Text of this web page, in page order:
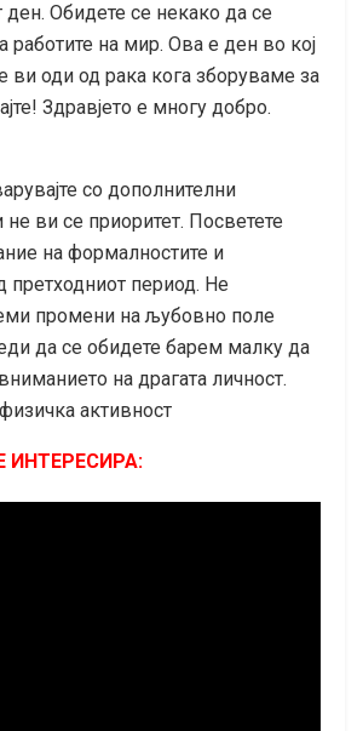
ден. Обидете се некако да се
работите на мир. Ова е ден во кој
ви оди од рака кога зборуваме за
Здравјето е многу добро.
со дополнителни
не ви се приоритет. Посветете
на формалностите и
претходниот период. Не
промени на љубовно поле
да се обидете барем малку да
на драгата личност.
активност
ИНТЕРЕСИРА: